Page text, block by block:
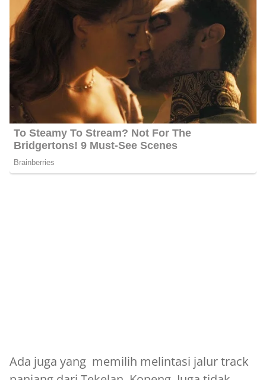
Ada juga yang memilih melintasi jalur track